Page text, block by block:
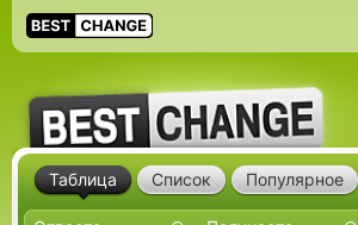
Таблица Список Популярное